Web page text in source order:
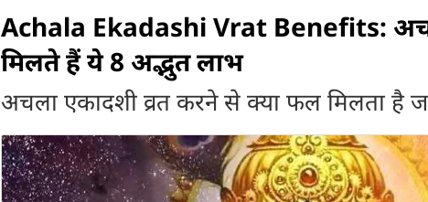
Achala Ekadashi Vrat Benefits:
मिलते हैं ये 8 अद्भुत लाभ
अचला एकादशी व्रत करने से क्या फल मिलता है